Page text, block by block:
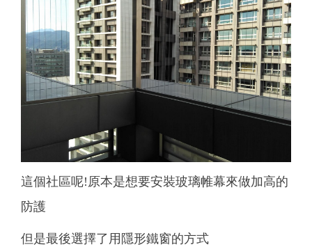
這個社區呢!原本是想要安裝玻璃帷幕來做加高的
防護
但是最後選擇了用隱形鐵窗的方式